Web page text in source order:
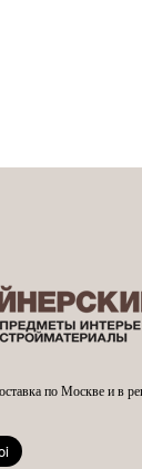
по Москве и в